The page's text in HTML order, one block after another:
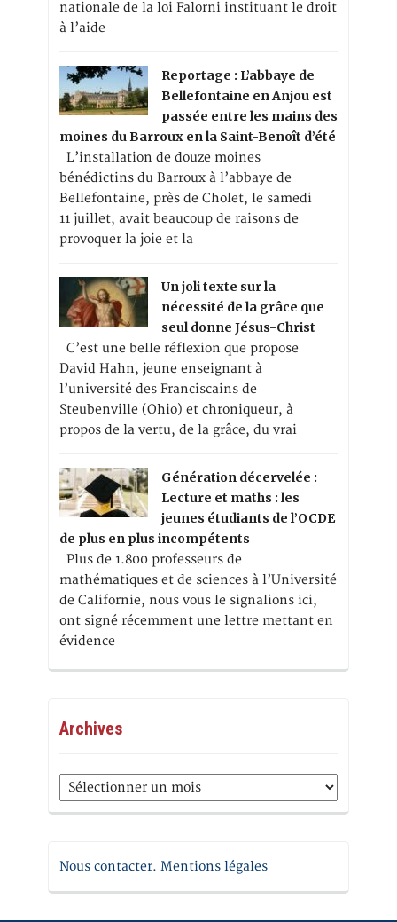
nationale de la loi Falorni instituant le droit
à l’aide
Reportage : L’abbaye de
Bellefontaine en Anjou est
passée entre les mains des
moines du Barroux en la Saint-Benoît d’été
L’installation de douze moines
bénédictins du Barroux à l’abbaye de
Bellefontaine, près de Cholet, le samedi
11 juillet, avait beaucoup de raisons de
provoquer la joie et la
Un joli texte sur la
nécessité de la grâce que
seul donne Jésus-Christ
C’est une belle réflexion que propose
David Hahn, jeune enseignant à
l’université des Franciscains de
Steubenville (Ohio) et chroniqueur, à
propos de la vertu, de la grâce, du vrai
Génération décervelée :
Lecture et maths : les
jeunes étudiants de l’OCDE
de plus en plus incompétents
Plus de 1.800 professeurs de
mathématiques et de sciences à l’Université
de Californie, nous vous le signalions ici,
ont signé récemment une lettre mettant en
évidence
Archives
Archives
Nous contacter. Mentions légales